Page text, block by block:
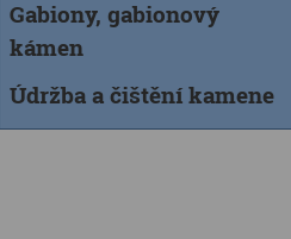
Gabiony, gabionový
kámen
Údržba a čištění kamene